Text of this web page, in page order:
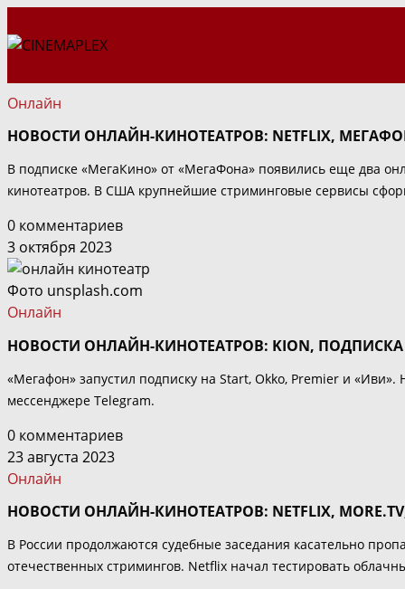
к
Онлайн
НОВОСТИ ОНЛАЙН-КИНОТЕАТРОВ: NETFLIX,
В подписке «МегаКино» от «МегаФона» появились еще два
кинотеатров. В США крупнейшие стриминговые сервисы
0 комментариев
3 октября 2023
Фото unsplash.com
Онлайн
НОВОСТИ ОНЛАЙН-КИНОТЕАТРОВ: KION,
«Мегафон» запустил подписку на Start, Okko, Premier и
мессенджере Telegram.
0 комментариев
23 августа 2023
Онлайн
НОВОСТИ ОНЛАЙН-КИНОТЕАТРОВ: NETFLIX,
В России продолжаются судебные заседания касательно
отечественных стримингов. Netflix начал тестировать